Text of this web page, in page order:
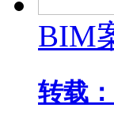
BIM
转载